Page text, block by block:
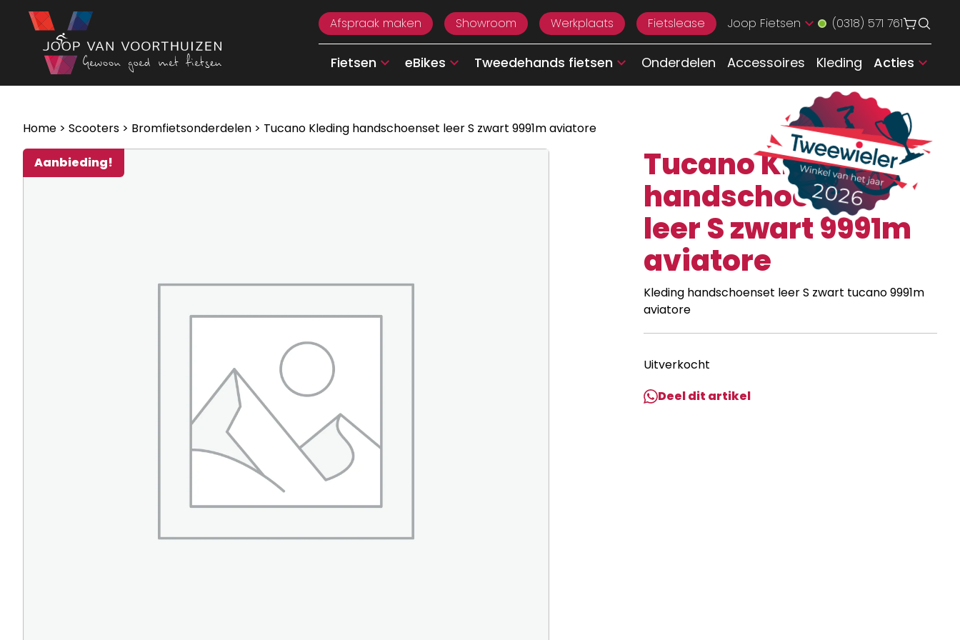
Ga naar de inhoud
Afspraak maken
Showroom Werkplaats Fietslease Joop Fietsen (0318) 571 761
Fietsen eBikes Tweedehands fietsen Onderdelen Accessoires Kleding Acties
Home > Scooters > Bromfietsonderdelen > Tucano Kleding handschoenset leer S zwart 9991m aviatore
Aanbieding!
Tucano Kleding
handschoenset
leer S zwart 9991m
aviatore
Kleding handschoenset leer S zwart tucano 9991m
aviatore
Uitverkocht
Deel dit artikel